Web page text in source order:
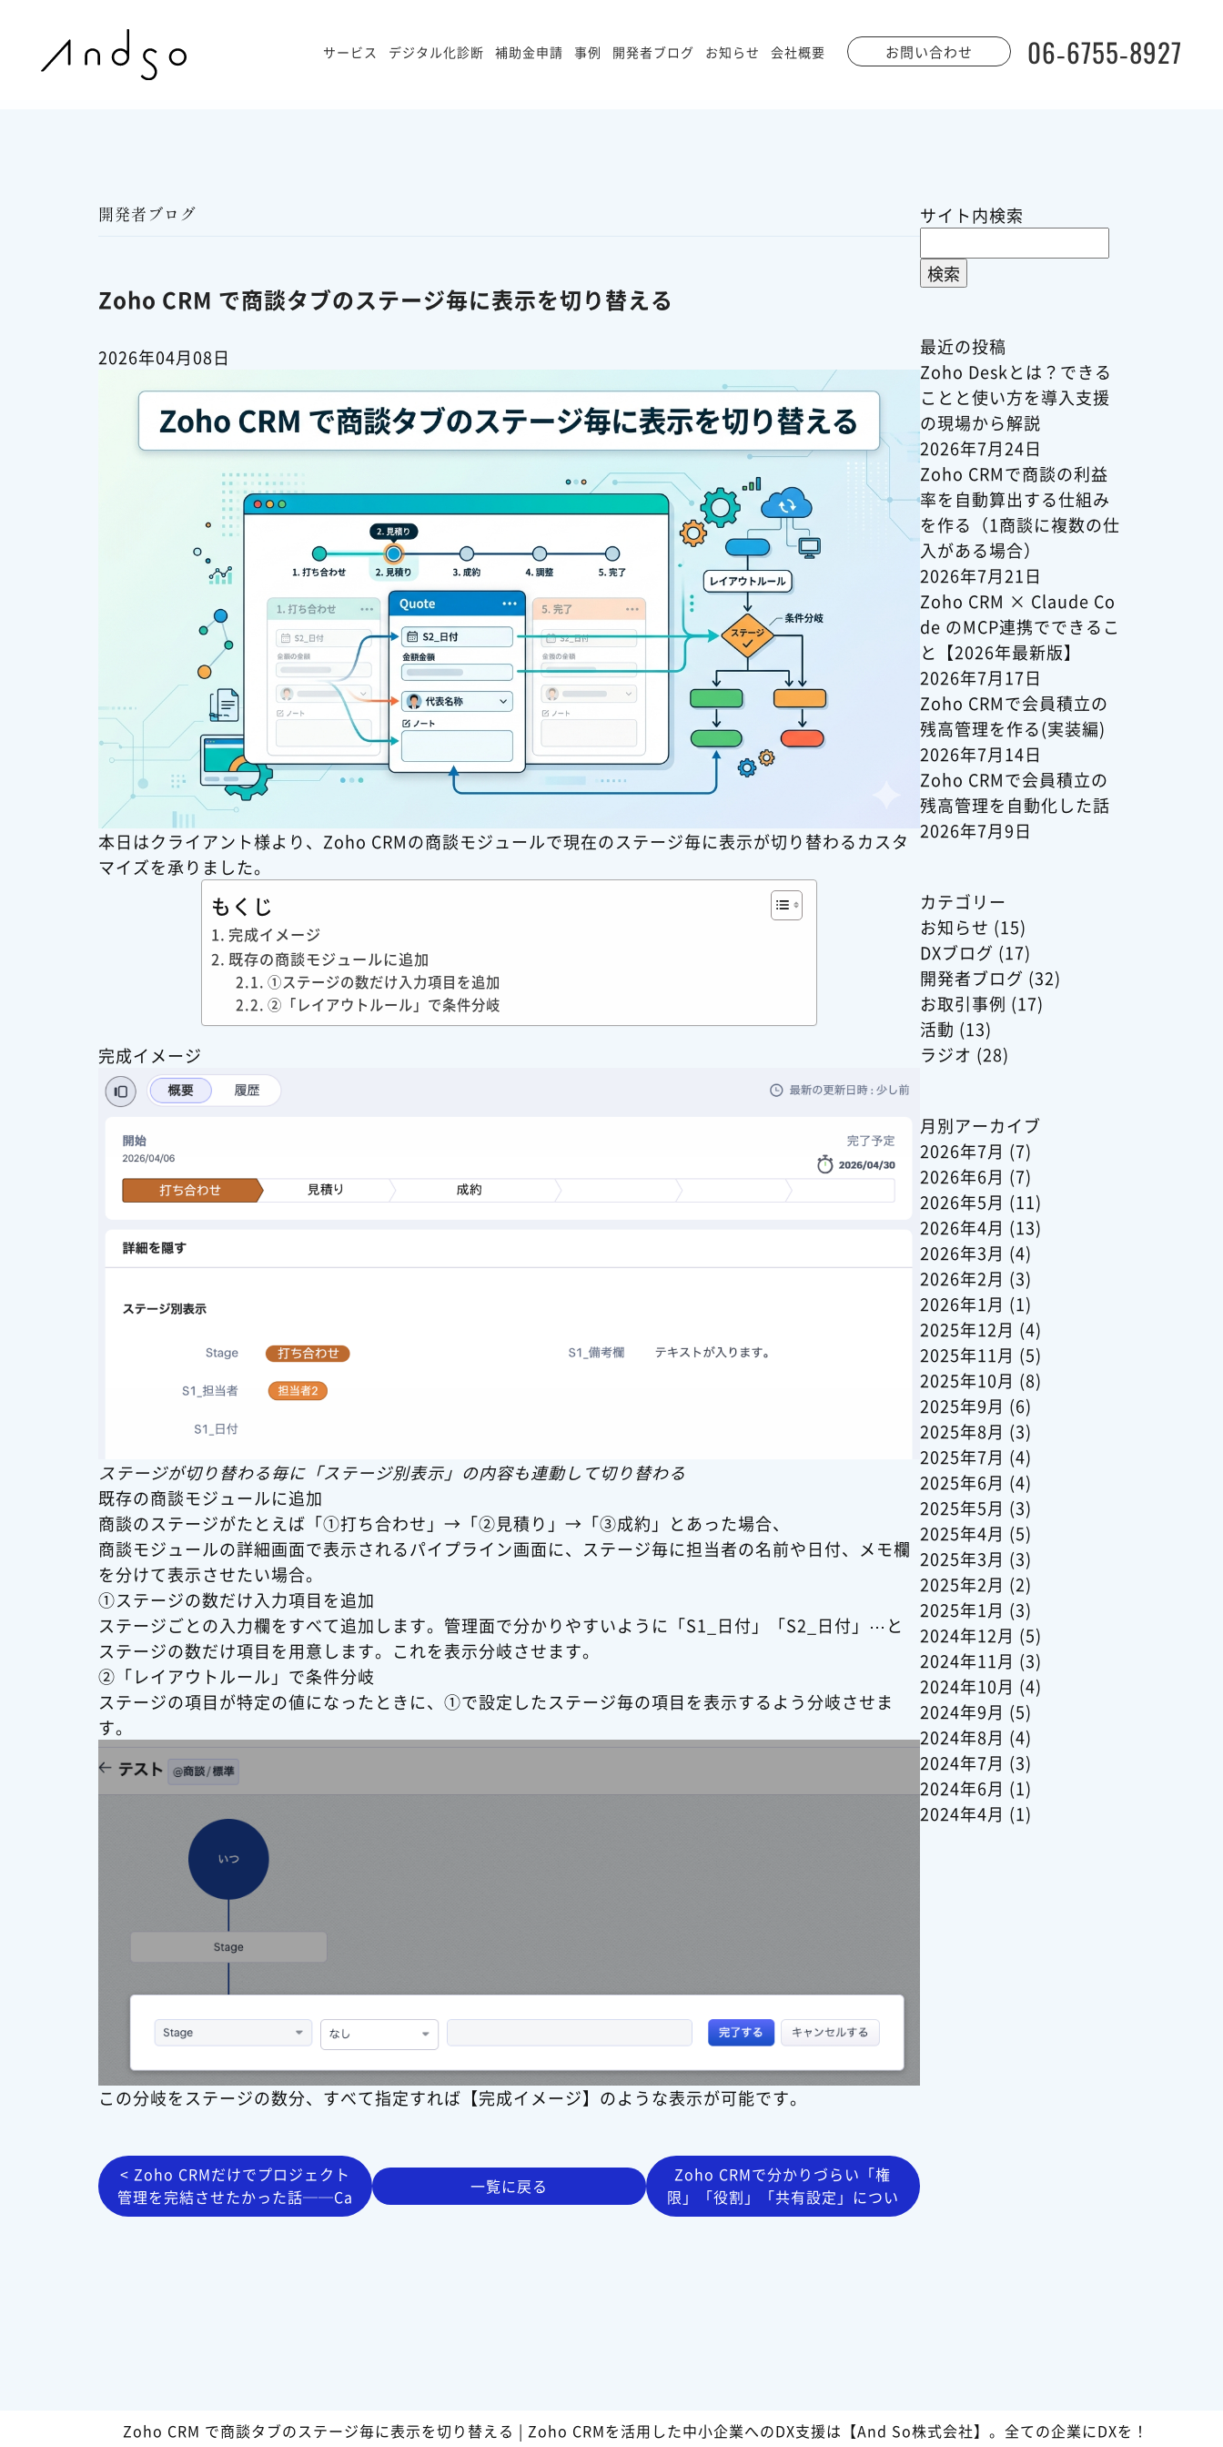
サービス デジタル化診断 補助金申請 事例 開発者ブログ お知らせ 会社概要 お問い合わせ 06-6755-8927
開発者ブログ
Zoho CRM で商談タブのステージ毎に表示を切り替える
2026年04月08日
本日はクライアント様より、Zoho CRMの商談モジュールで現在のステージ毎に表示が切り替わるカスタ
マイズを承りました。
もくじ
完成イメージ
既存の商談モジュールに追加
①ステージの数だけ入力項目を追加
②「レイアウトルール」で条件分岐
完成イメージ
ステージが切り替わる毎に「ステージ別表示」の内容も連動して切り替わる
既存の商談モジュールに追加
商談のステージがたとえば「①打ち合わせ」→「②見積り」→「③成約」とあった場合、
商談モジュールの詳細画面で表示されるパイプライン画面に、ステージ毎に担当者の名前や日付、メモ欄
を分けて表示させたい場合。
①ステージの数だけ入力項目を追加
ステージごとの入力欄をすべて追加します。管理面で分かりやすいように「S1_日付」「S2_日付」⋯と
ステージの数だけ項目を用意します。これを表示分岐させます。
②「レイアウトルール」で条件分岐
ステージの項目が特定の値になったときに、①で設定したステージ毎の項目を表示するよう分岐させま
す。
この分岐をステージの数分、すべて指定すれば【完成イメージ】のような表示が可能です。
< Zoho CRMだけでプロジェクト
管理を完結させたかった話──Ca
nvasという突破口
一覧に戻る
Zoho CRMで分かりづらい「権
限」「役割」「共有設定」につい
て >
サイト内検索
索:
最近の投稿
Zoho Deskとは？できる
ことと使い方を導入支援
の現場から解説
2026年7月24日
Zoho CRMで商談の利益
率を自動算出する仕組み
を作る（1商談に複数の仕
入がある場合）
2026年7月21日
Zoho CRM × Claude Co
de のMCP連携でできるこ
と【2026年最新版】
2026年7月17日
Zoho CRMで会員積立の
残高管理を作る(実装編)
2026年7月14日
Zoho CRMで会員積立の
残高管理を自動化した話
2026年7月9日
カテゴリー
お知らせ (15)
DXブログ (17)
開発者ブログ (32)
お取引事例 (17)
活動 (13)
ラジオ (28)
月別アーカイブ
2026年7月 (7)
2026年6月 (7)
2026年5月 (11)
2026年4月 (13)
2026年3月 (4)
2026年2月 (3)
2026年1月 (1)
2025年12月 (4)
2025年11月 (5)
2025年10月 (8)
2025年9月 (6)
2025年8月 (3)
2025年7月 (4)
2025年6月 (4)
2025年5月 (3)
2025年4月 (5)
2025年3月 (3)
2025年2月 (2)
2025年1月 (3)
2024年12月 (5)
2024年11月 (3)
2024年10月 (4)
2024年9月 (5)
2024年8月 (4)
2024年7月 (3)
2024年6月 (1)
2024年4月 (1)
Zoho CRM で商談タブのステージ毎に表示を切り替える | Zoho CRMを活用した中小企業へのDX支援は【And So株式会社】。全ての企業にDXを！